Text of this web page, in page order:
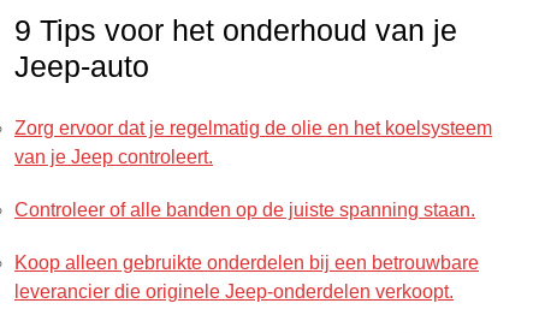
9 Tips voor het onderhoud van je
Jeep-auto
Zorg ervoor dat je regelmatig de olie en het koelsysteem
van je Jeep controleert.
Controleer of alle banden op de juiste spanning staan.
Koop alleen gebruikte onderdelen bij een betrouwbare
leverancier die originele Jeep-onderdelen verkoopt.